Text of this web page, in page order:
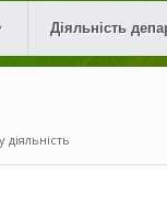
Діяльність